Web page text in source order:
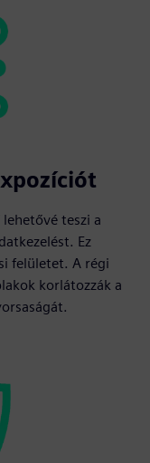
teszi a
Ez
felületet. A régi
korlátozzák a